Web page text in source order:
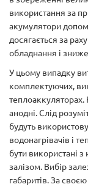
використання за
акумулятори
досягається за
обладнання і
У цьому випадку
комплектуючих,
теплоаккуляторах.
анодні. Слід
будуть
водонагрівачів і
бути використані
залізом. Вибір
габаритів. За